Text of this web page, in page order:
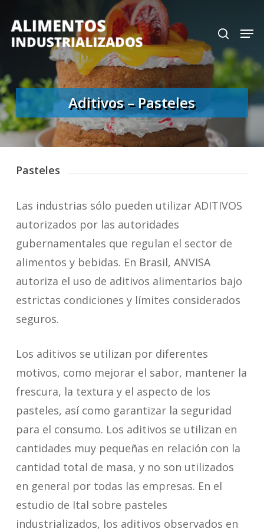
main
search
Aditivos – Pasteles
Pasteles
Las industrias sólo pueden utilizar ADITIVOS
autorizados por las autoridades
gubernamentales que regulan el sector de
alimentos y bebidas. En Brasil, ANVISA
autoriza el uso de aditivos alimentarios bajo
estrictas condiciones y límites considerados
seguros.
Los aditivos se utilizan por diferentes
motivos, como mejorar el sabor, mantener la
frescura, la textura y el aspecto de los
pasteles, así como garantizar la seguridad
para el consumo. Los aditivos se utilizan en
cantidades muy pequeñas en relación con la
cantidad total de masa, y no son utilizados
en general por todas las empresas. En el
estudio de Ital sobre pasteles
industrializados, los aditivos observados en
Close
Menu